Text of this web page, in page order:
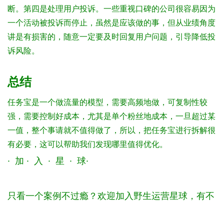
断。 第四是处理用户投诉。一些重视口碑的公司很容易因为
一个活动被投诉而停止，虽然是应该做的事，但从业绩角度
讲是有损害的，随意一定要及时回复用户问题，引导降低投
诉风险。
总结
任务宝是一个做流量的模型，需要高频地做，可复制性较
强，需要控制好成本，尤其是单个粉丝地成本，一旦超过某
一值，整个事请就不值得做了，所以，把任务宝进行拆解很
有必要，这可以帮助我们发现哪里值得优化。
· 加 · 入 · 星 · 球·
只看一个案例不过瘾？欢迎加入野生运营星球，有不